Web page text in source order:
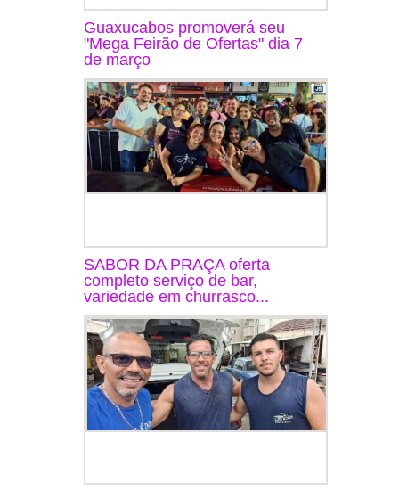
Guaxucabos promoverá seu
"Mega Feirão de Ofertas" dia 7
de março
SABOR DA PRAÇA oferta
completo serviço de bar,
variedade em churrasco...